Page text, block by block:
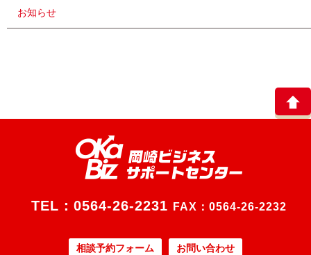
お知らせ
TEL： 0564-26-2231 FAX：0564-26-2232
相談予約フォーム お問い合わせ